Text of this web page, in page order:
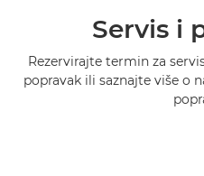
Servis i
Rezervirajte termin za
popravak ili saznajte više o